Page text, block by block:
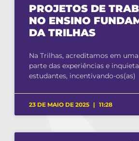
PROJETOS DE
NO ENSINO
DA TRILHAS
Na Trilhas, acreditamos em
parte das experiências e
estudantes, incentivando-os(as)
23 DE MAIO DE 2025 11:28